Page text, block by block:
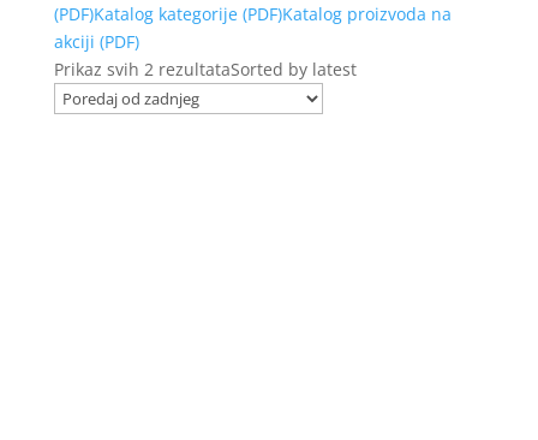
(PDF)Katalog kategorije (PDF)Katalog proizvoda na
akciji (PDF)
Prikaz svih 2 rezultataSorted by latest